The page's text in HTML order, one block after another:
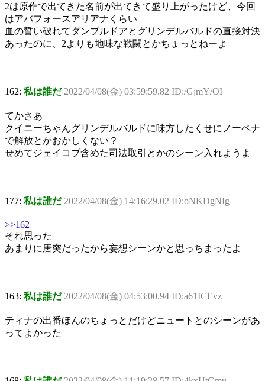
2は原作で出てきた名前が出てきて盛り上がったけど、今回
はアバフォースアリアナくらい
血の誓い破れてダンブルドアとグリンデルバルドの直接対決
あったのに、2よりも地味な戦闘とかちょっとねーよ
162: 私は誰だ 2022/04/08(金) 03:59:59.82 ID:/GjmY/OI
てかさあ
クイニーちゃんグリンデルバルドに味方したくせにノーペナ
で解放とかおかしくない？
せめてジェイコブ含めた司法取引とかのシーン入れようよ
177: 私は誰だ 2022/04/08(金) 14:16:29.02 ID:oNKDgNIg
>>162
それ思った
あまりに唐突だったから妄想シーンかと思っちまったよ
163: 私は誰だ 2022/04/08(金) 04:53:00.94 ID:a61ICEvz
ティナの出番ほんのちょっとだけどニュートとのシーンがあ
ってよかった